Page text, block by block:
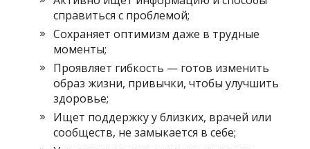
справиться с проблемой;
Сохраняет оптимизм даже в трудные
моменты;
Проявляет гибкость — готов изменить
образ жизни, привычки, чтобы улучшить
здоровье;
Ищет поддержку у близких, врачей или
сообществ, не замыкается в себе;